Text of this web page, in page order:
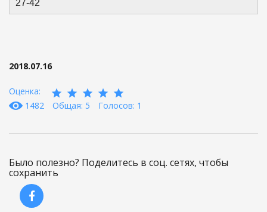
27-42
2018.07.16
Оценка:
1482
Общая: 5 Голосов: 1
Было полезно? Поделитесь в соц. сетях, чтобы
сохранить